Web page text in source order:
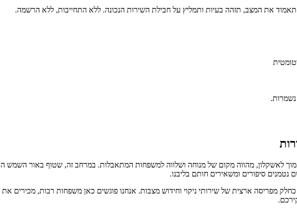
את המצב, תזהה בעיות ותמליץ על חבילת השירות הנכונה. ללא התחייבות, ללא הרשמה.
נשמרות.
לאשקלון, מהווה מקום של מנוחה ושלווה למשפחות המתאבלות. במרחב זה, שטוף באור השמש
סיפורים ומשאירים חותם בליבנו.
כחלק מפריסה ארצית של שירותי ניקוי וחידוש מצבות. אנחנו פוגשים כאן משפחות רבות,